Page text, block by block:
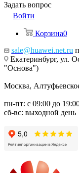
Задать вопрос
Войти
Корзина0
sale@huawei.net.ru
Екатеринбург, ул.
"Основа")
Москва,
пн-пт: с 09:00 до
сб-вс: выходной день